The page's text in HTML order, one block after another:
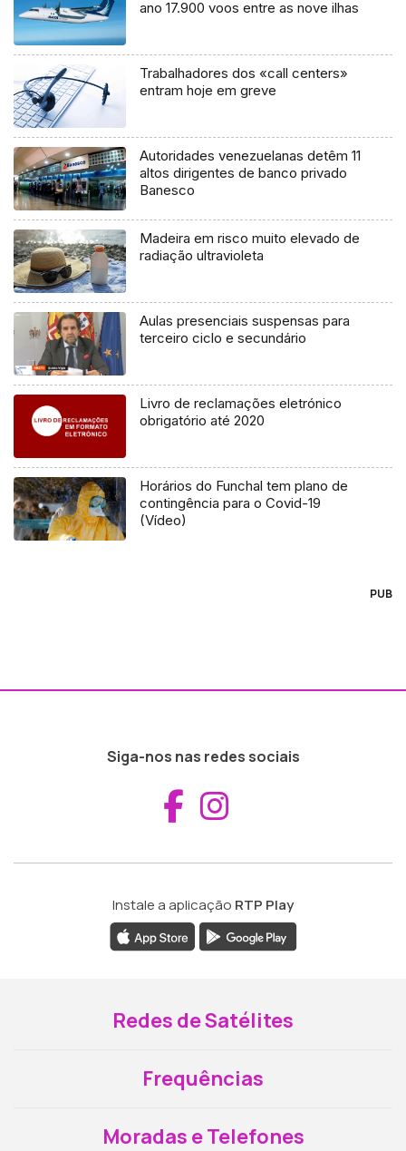
ano 17.900 voos entre as nove ilhas
Trabalhadores dos «call centers»
entram hoje em greve
Autoridades venezuelanas detêm 11
altos dirigentes de banco privado
Banesco
Madeira em risco muito elevado de
radiação ultravioleta
Aulas presenciais suspensas para
terceiro ciclo e secundário
Livro de reclamações eletrónico
obrigatório até 2020
Horários do Funchal tem plano de
contingência para o Covid-19
(Vídeo)
PUB
Siga-nos nas redes sociais
Aceder ao
Instale a aplicação RTP Play
Redes de Satélites
Frequências
Moradas e Telefones